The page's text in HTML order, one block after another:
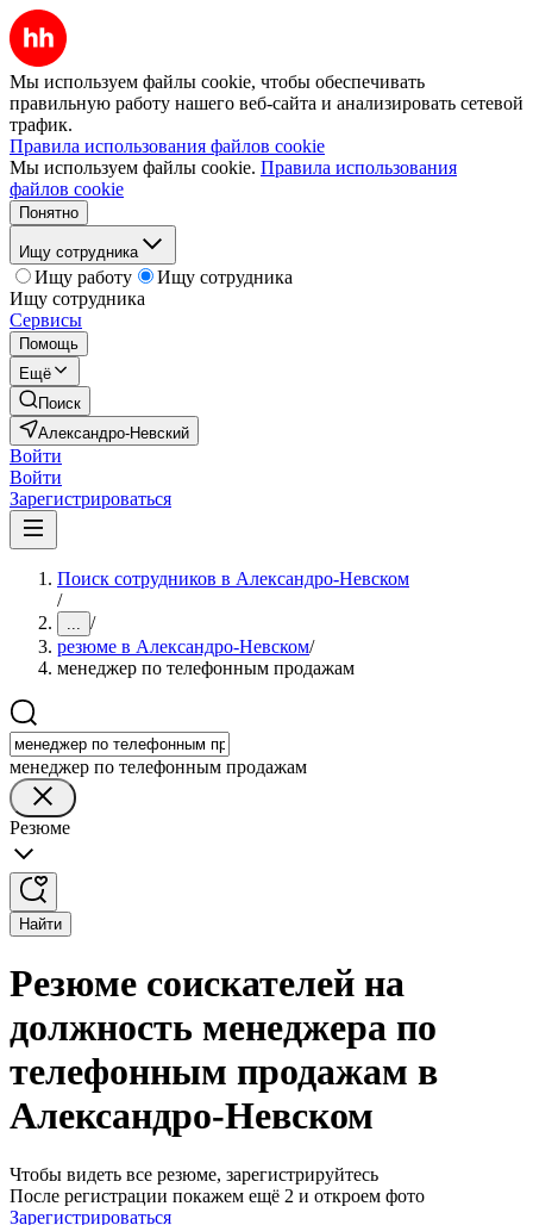
Мы используем файлы cookie, чтобы обеспечивать
правильную работу нашего веб-сайта и анализировать сетевой
трафик.
Правила использования файлов cookie
Мы используем файлы cookie. Правила использования
файлов cookie
Понятно
Ищу сотрудника
Ищу работу
Ищу сотрудника
Ищу сотрудника
Сервисы
Помощь
Ещё
Поиск
Александро-Невский
Войти
Войти
Зарегистрироваться
Поиск сотрудников в Александро-Невском
/
... /
резюме в Александро-Невском/
менеджер по телефонным продажам
менеджер по телефонным продажам
Резюме
Найти
Резюме соискателей на
должность менеджера по
телефонным продажам в
Александро-Невском
Чтобы видеть все резюме, зарегистрируйтесь
После регистрации покажем ещё 2 и откроем фото
Зарегистрироваться